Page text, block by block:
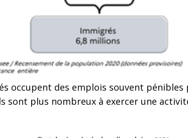
occupent des emplois souvent
sont plus nombreux à exercer une